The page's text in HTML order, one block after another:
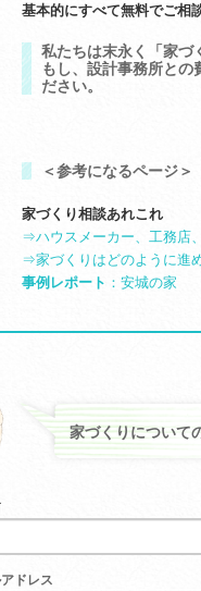
基本的にすべて無料でご相
私たちは末永く「家づ
もし、設計事務所と
ださい。
＜参考になるページ＞
家づくり相談あれこれ
⇒ハウスメーカー、工務店
⇒家づくりはどのように進
事例レポート ：安城の家
家づくりについて
ドレス